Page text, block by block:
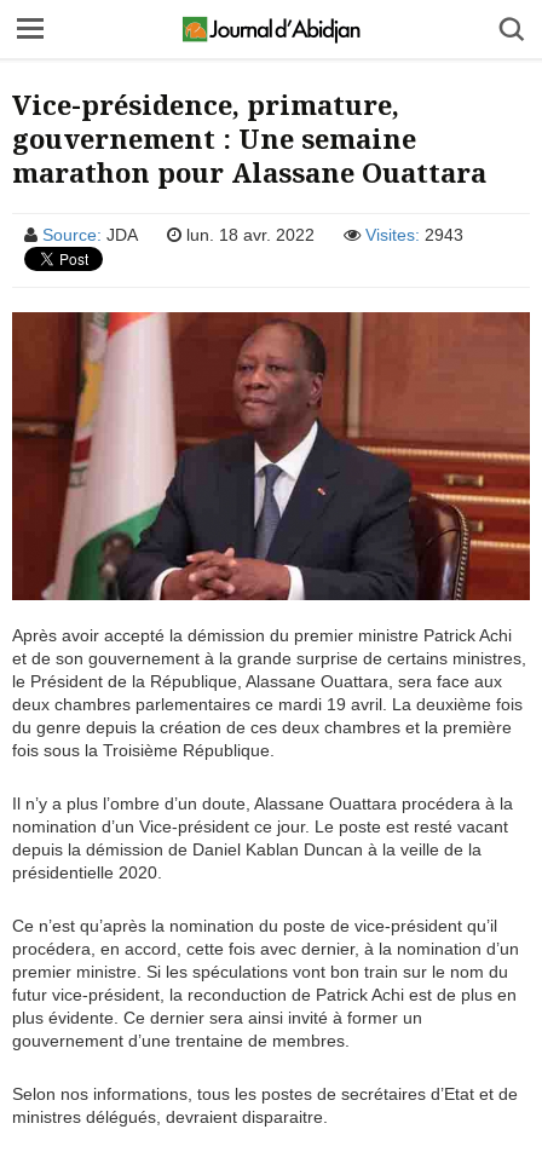
Vice-présidence, primature,
gouvernement : Une semaine
marathon pour Alassane Ouattara
Source: JDA lun. 18 avr. 2022 Visites: 2943
Après avoir accepté la démission du premier ministre Patrick Achi
et de son gouvernement à la grande surprise de certains ministres,
le Président de la République, Alassane Ouattara, sera face aux
deux chambres parlementaires ce mardi 19 avril. La deuxième fois
du genre depuis la création de ces deux chambres et la première
fois sous la Troisième République.
Il n’y a plus l’ombre d’un doute, Alassane Ouattara procédera à la
nomination d’un Vice-président ce jour. Le poste est resté vacant
depuis la démission de Daniel Kablan Duncan à la veille de la
présidentielle 2020.
Ce n’est qu’après la nomination du poste de vice-président qu’il
procédera, en accord, cette fois avec dernier, à la nomination d’un
premier ministre. Si les spéculations vont bon train sur le nom du
futur vice-président, la reconduction de Patrick Achi est de plus en
plus évidente. Ce dernier sera ainsi invité à former un
gouvernement d’une trentaine de membres.
Selon nos informations, tous les postes de secrétaires d’Etat et de
ministres délégués, devraient disparaitre.